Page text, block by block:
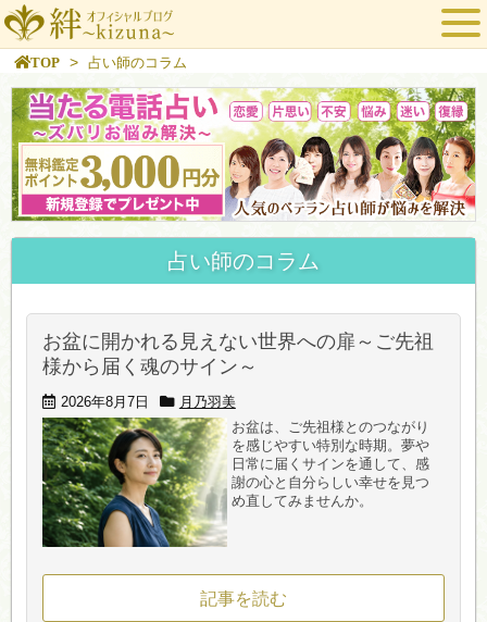
TOP > 占い師のコラム
占い師のコラム
お盆に開かれる見えない世界への扉～ご先祖
様から届く魂のサイン～
2026年8月7日
月乃羽美
お盆は、ご先祖様とのつながり
を感じやすい特別な時期。夢や
日常に届くサインを通して、感
謝の心と自分らしい幸せを見つ
め直してみませんか。
記事を読む